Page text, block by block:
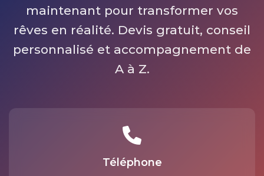
maintenant pour transformer vos
rêves en réalité. Devis gratuit, conseil
personnalisé et accompagnement de
A à Z.
Téléphone